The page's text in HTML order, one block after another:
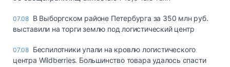
07.08 В Выборгском районе Петербурга за 350 млн руб.
выставили на торги землю под логистический центр
07.08 Беспилотники упали на кровлю логистического
центра Wildberries. Большинство товара удалось спасти